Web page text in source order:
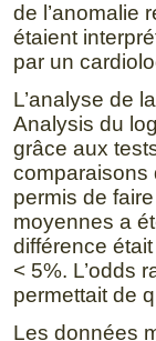
de l’anomalie
étaient
par un
L’analyse de
Analysis du
grâce aux
comparaisons
permis de
moyennes a
différence
< 5%. L’odds
permettait de
Les données